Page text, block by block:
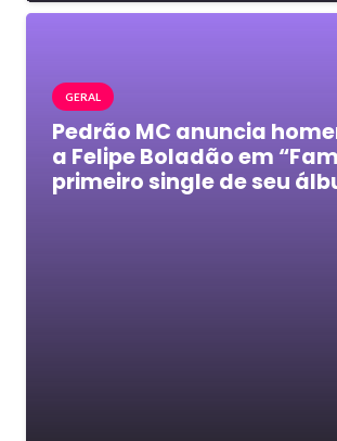
GERAL
Pedrão MC anuncia
a Felipe Boladão em
primeiro single de seu